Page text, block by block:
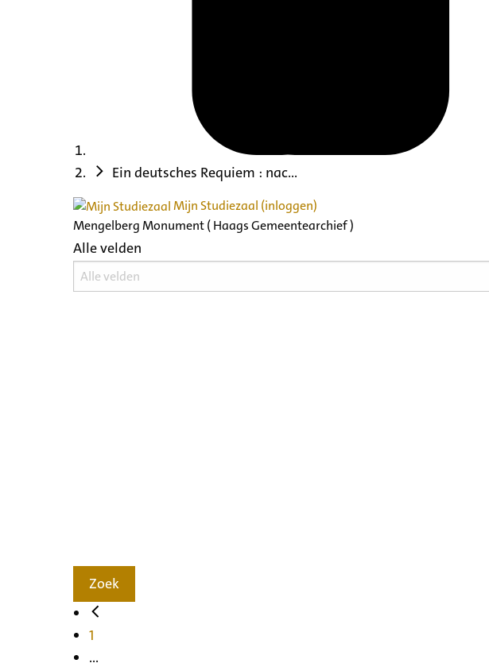
Ein deutsches Requiem : nac...
Mijn Studiezaal (inloggen)
Mengelberg Monument ( Haags Gemeentearchief )
Alle velden
Zoek
1
...